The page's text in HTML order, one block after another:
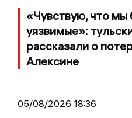
«Чувствую, что мы
уязвимые»:
рассказали о
Алексине
05/08/2026 18:36